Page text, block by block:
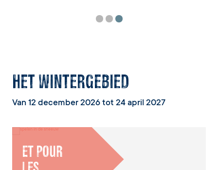
Het wintergebied
Van 12 december 2026 tot 24 april 2027
ET POUR